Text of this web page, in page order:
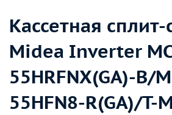
Кассетная
Midea Inverter
55HRFNX(GA)-B/
55HFN8-R(GA)/T-